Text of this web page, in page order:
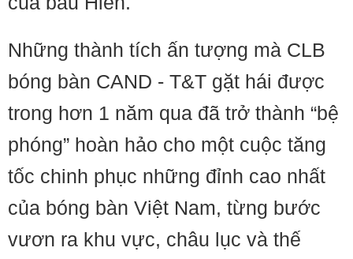
Những thành tích ấn tượng mà CLB
bóng bàn CAND - T&T gặt hái được
trong hơn 1 năm qua đã trở thành “bệ
phóng” hoàn hảo cho một cuộc tăng
tốc chinh phục những đỉnh cao nhất
của bóng bàn Việt Nam, từng bước
vươn ra khu vực, châu lục và thế